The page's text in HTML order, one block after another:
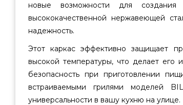
новые возможности для
высококачественной нержавеющей
надежность.
Этот каркас эффективно защищает
высокой температуры, что делает его
безопасность при приготовлении
встраиваемыми грилями моделей
универсальности в вашу кухню на улице.